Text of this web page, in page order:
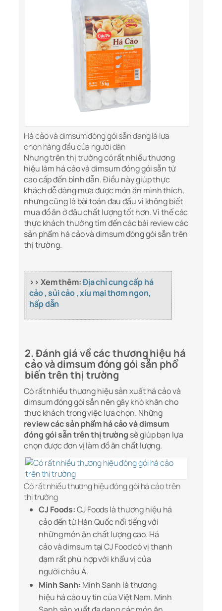
Há cảo và dimsum đóng gói sẵn đang là lựa
chọn hàng đầu của người dân
Nhưng trên thị trường có rất nhiều thương
hiệu làm há cảo và dimsum đóng gói sẵn từ
cao cấp đến bình dẫn. Điều này giúp thực
khách dễ dàng mưa được món ăn mình thích,
nhưng cũng là bài toán đau đầu vì không biết
mua đồ ăn ở đâu chất lượng tốt hơn. Vì thế các
thực khách thường tìm đến các bài review các
sản phẩm há cảo và dimsum đóng gói sẵn trên
thị trường.
>> Xem thêm:Địa chỉ cung cấp há
cảo , sủi cảo , xíu mại thơm ngon,
hấp dẫn
2. Đánh giá về các thương hiệu há
cảo và dimsum đóng gói sẵn phổ
biến trên thị trường
Có rất nhiều thương hiệu sản xuất há cảo và
dimsum đóng gói sẵn nên gây khó khăn cho
thực khách trong việc lựa chọn. Những
review các sản phẩm há cảo và dimsum
đóng gói sẵn trên thị trường sẽ giúp bạn lựa
chọn được đơn vị làm đồ ăn chất lượng.
Có rất nhiều thương hiệu đóng gói há cảo trên
thị trường
CJ Foods:CJ Foods là thương hiệu há
cảo đến từ Hàn Quốc nổi tiếng với
những món ăn chất lượng cao. Há
cảo và dimsum tại CJ Food có vị thanh
đạm rất phù hợp với khẩu vị của
người châu Á.
Minh Sanh: Minh Sanh là thương
hiệu há cảo uy tín của Việt Nam. Minh